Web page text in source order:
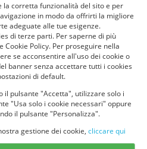
Rights Reserved.
corretta funzionalità del sito e per
in modo da offrirti la migliore
adeguate alle tue esigenze.
di terze parti. Per saperne di più
Cookie Policy. Per proseguire nella
se acconsentire all'uso dei cookie o
banner senza accettare tutti i cookies
di default.
il pulsante "Accetta", utilizzare solo i
"Usa solo i cookie necessari" oppure
il pulsante "Personalizza".
gestione dei cookie, cliccare qui